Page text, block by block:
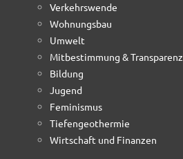
Verkehrswende
Wohnungsbau
Umwelt
Mitbestimmung & Transparenz
Bildung
Jugend
Feminismus
Tiefengeothermie
Wirtschaft und Finanzen